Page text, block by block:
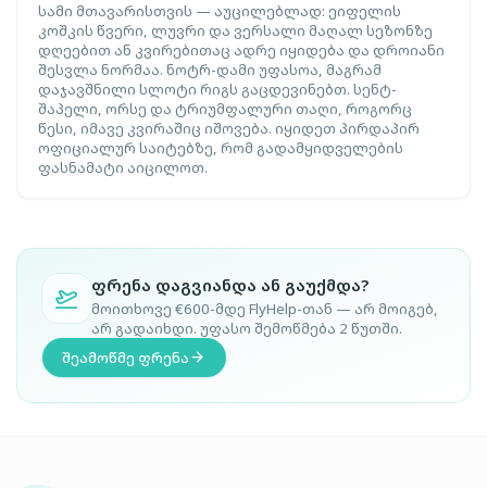
სამი მთავარისთვის — აუცილებლად: ეიფელის
კოშკის წვერი, ლუვრი და ვერსალი მაღალ სეზონზე
დღეებით ან კვირებითაც ადრე იყიდება და დროიანი
შესვლა ნორმაა. ნოტრ-დამი უფასოა, მაგრამ
დაჯავშნილი სლოტი რიგს გაცდევინებთ. სენტ-
შაპელი, ორსე და ტრიუმფალური თაღი, როგორც
წესი, იმავე კვირაშიც იშოვება. იყიდეთ პირდაპირ
ოფიციალურ საიტებზე, რომ გადამყიდველების
ფასნამატი აიცილოთ.
ფრენა დაგვიანდა ან გაუქმდა?
მოითხოვე €600-მდე FlyHelp-თან — არ მოიგებ,
არ გადაიხდი. უფასო შემოწმება 2 წუთში.
შეამოწმე ფრენა